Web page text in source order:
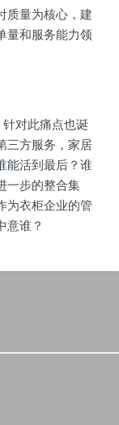
质量为核心，建
量和服务能力领
针对此痛点也诞
三方服务，家居
能活到最后？谁
一步的整合集
为衣柜企业的管
意谁？